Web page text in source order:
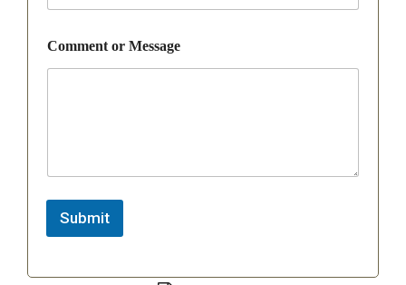
Comment or Message
Submit